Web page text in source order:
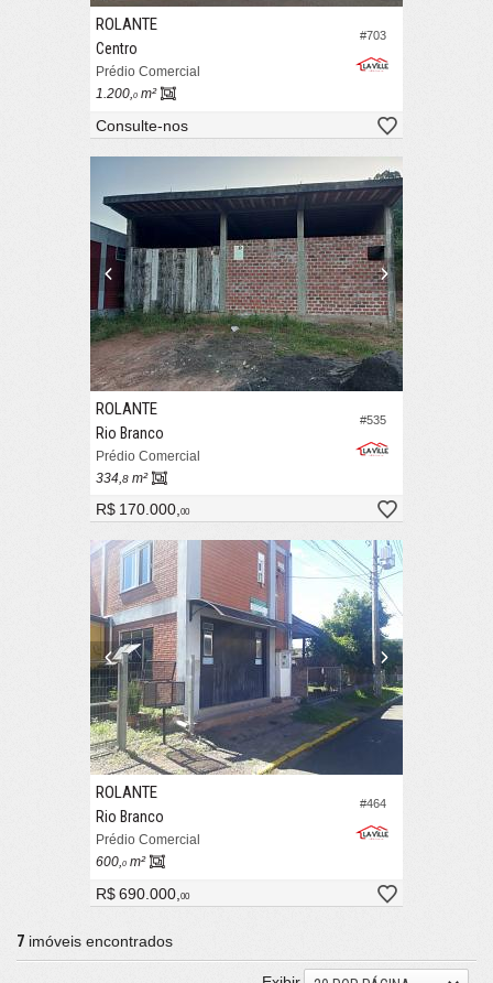
#703
ROLANTE
Centro
Prédio Comercial
1.200,0 m²
Consulte-nos
#535
ROLANTE
Rio Branco
Prédio Comercial
334,8 m²
R$ 170.000,00
#464
ROLANTE
Rio Branco
Prédio Comercial
600,0 m²
R$ 690.000,00
7 imóveis encontrados